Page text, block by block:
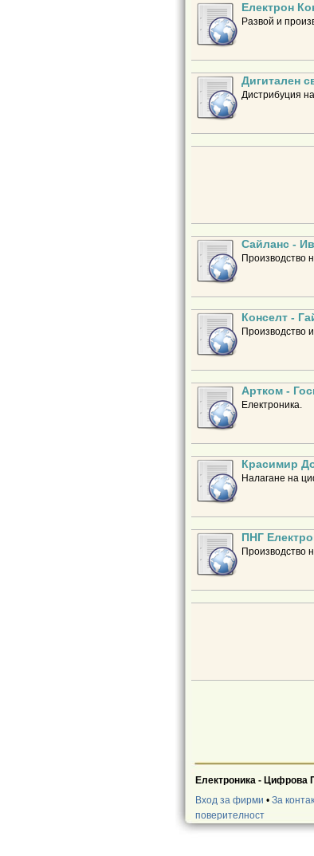
Електрон
Развой и
Дигитален
Дистрибуция
Сайланс -
Производство
Конселт -
Производство
Артком -
Електроника.
Красимир
Налагане на
ПНГ
Производство
Електроника - Цифрова
Вход за фирми • За
поверителност